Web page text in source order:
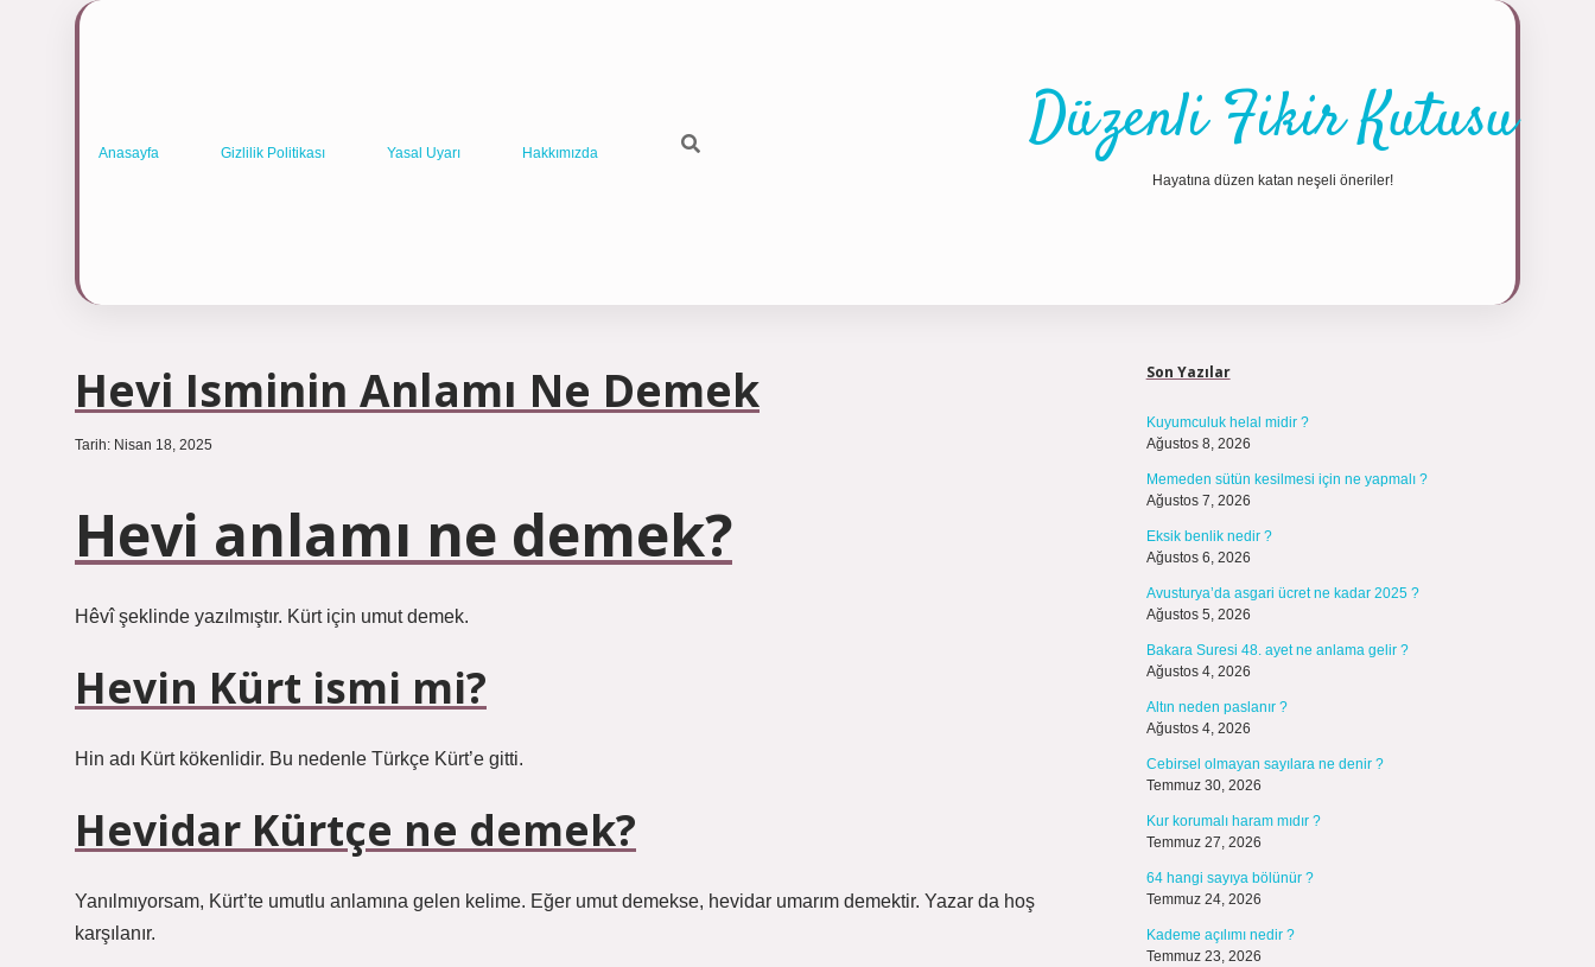
Anasayfa Gizlilik Politikası Yasal Uyarı Hakkımızda Düzenli Fikir Kutusu
Hayatına düzen katan neşeli öneriler!
Hevi Isminin Anlamı Ne Demek
Tarih: Nisan 18, 2025
Hevi anlamı ne demek?
Hêvî şeklinde yazılmıştır. Kürt için umut demek.
Hevin Kürt ismi mi?
Hin adı Kürt kökenlidir. Bu nedenle Türkçe Kürt’e gitti.
Hevidar Kürtçe ne demek?
Yanılmıyorsam, Kürt’te umutlu anlamına gelen kelime. Eğer umut demekse, hevidar umarım demektir. Yazar da hoş
karşılanır.
Son Yazılar
Kuyumculuk helal midir ?
Ağustos 8, 2026
Memeden sütün kesilmesi için ne yapmalı ?
Ağustos 7, 2026
Eksik benlik nedir ?
Ağustos 6, 2026
Avusturya’da asgari ücret ne kadar 2025 ?
Ağustos 5, 2026
Bakara Suresi 48. ayet ne anlama gelir ?
Ağustos 4, 2026
Altın neden paslanır ?
Ağustos 4, 2026
Cebirsel olmayan sayılara ne denir ?
Temmuz 30, 2026
Kur korumalı haram mıdır ?
Temmuz 27, 2026
64 hangi sayıya bölünür ?
Temmuz 24, 2026
Kademe açılımı nedir ?
Temmuz 23, 2026